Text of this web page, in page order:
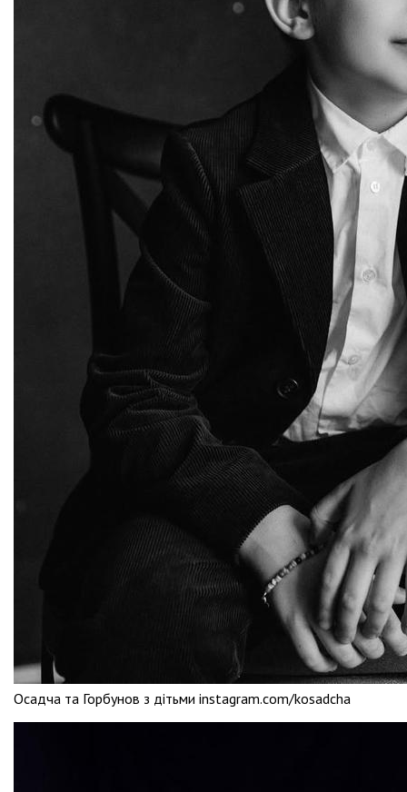
Осадча та Горбунов з дітьми instagram.com/kosadcha